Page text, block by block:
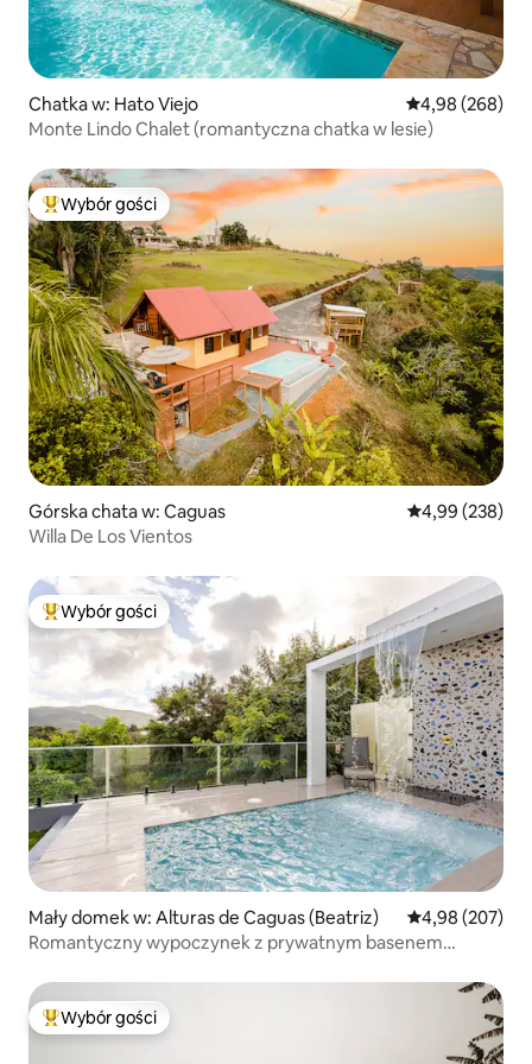
Chatka w: Hato Viejo Średnia
4,98 (268)
Monte Lindo Chalet (romantyczna chatka w lesie)
Najpopularniejsze z kategorii Wybór gości
Wybór gości
Górska chata w: Caguas Średnia
4,99 (238)
Willa De Los Vientos
Najpopularniejsze z kategorii Wybór gości
Wybór gości
Mały domek w: Alturas de Caguas (Beatriz) Średnia
4,98 (207)
Romantyczny wypoczynek z prywatnym basenem
Najpopularniejsze z kategorii Wybór gości
Wybór gości